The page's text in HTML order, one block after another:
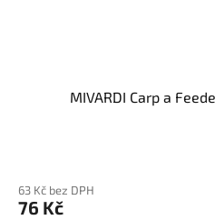
MIVARDI Carp a
63 Kč bez DPH
76 Kč